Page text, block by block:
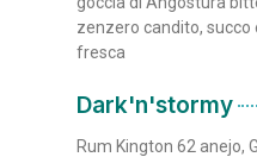
zenzero candito,
fresca
Dark'n'stormy
Rum Kington 62 anejo,